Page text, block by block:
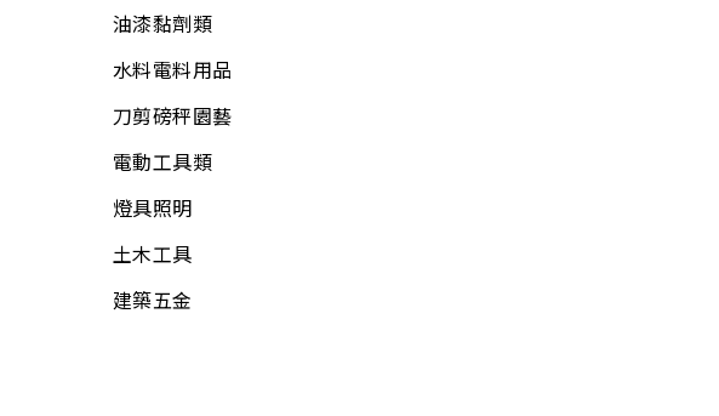
水泥、磁磚用具
鑿刀
各式木柄
電動工具附件
工具袋
S腰帶
高空安全帶
板模線材
線材
木材
板材
網材
水電角鋼
釘類
油漆黏劑類
水料電料用品
刀剪磅秤園藝
電動工具類
燈具照明
土木工具
建築五金